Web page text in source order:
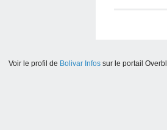
Voir le profil de Bolivar Infossur le portail